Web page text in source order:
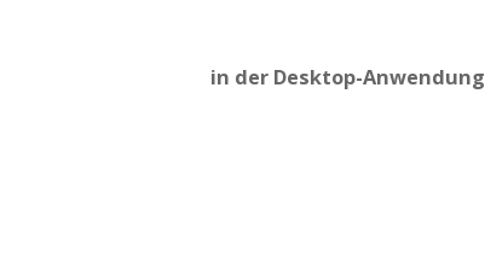
in der Desktop-Anwendung